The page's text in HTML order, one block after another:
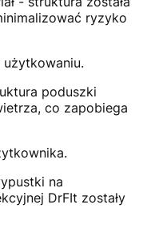
ryzyko
użytkowaniu.
poduszki
co zapobiega
na
DrFIt zostały